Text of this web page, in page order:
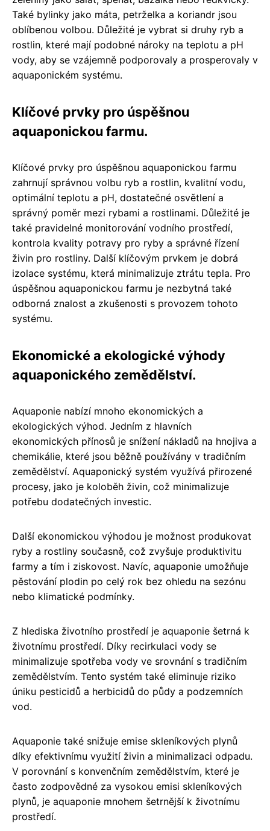
Také bylinky jako máta, petrželka a koriandr jsou
oblíbenou volbou. Důležité je vybrat si druhy ryb a
rostlin, které mají podobné nároky na teplotu a pH
vody, aby se vzájemně podporovaly a prosperovaly v
aquaponickém systému.
Klíčové prvky pro úspěšnou
aquaponickou farmu.
Klíčové prvky pro úspěšnou aquaponickou farmu
zahrnují správnou volbu ryb a rostlin, kvalitní vodu,
optimální teplotu a pH, dostatečné osvětlení a
správný poměr mezi rybami a rostlinami. Důležité je
také pravidelné monitorování vodního prostředí,
kontrola kvality potravy pro ryby a správné řízení
živin pro rostliny. Další klíčovým prvkem je dobrá
izolace systému, která minimalizuje ztrátu tepla. Pro
úspěšnou aquaponickou farmu je nezbytná také
odborná znalost a zkušenosti s provozem tohoto
systému.
Ekonomické a ekologické výhody
aquaponického zemědělství.
Aquaponie nabízí mnoho ekonomických a
ekologických výhod. Jedním z hlavních
ekonomických přínosů je snížení nákladů na hnojiva a
chemikálie, které jsou běžně používány v tradičním
zemědělství. Aquaponický systém využívá přirozené
procesy, jako je koloběh živin, což minimalizuje
potřebu dodatečných investic.
Další ekonomickou výhodou je možnost produkovat
ryby a rostliny současně, což zvyšuje produktivitu
farmy a tím i ziskovost. Navíc, aquaponie umožňuje
pěstování plodin po celý rok bez ohledu na sezónu
nebo klimatické podmínky.
Z hlediska životního prostředí je aquaponie šetrná k
životnímu prostředí. Díky recirkulaci vody se
minimalizuje spotřeba vody ve srovnání s tradičním
zemědělstvím. Tento systém také eliminuje riziko
úniku pesticidů a herbicidů do půdy a podzemních
vod.
Aquaponie také snižuje emise skleníkových plynů
díky efektivnímu využití živin a minimalizaci odpadu.
V porovnání s konvenčním zemědělstvím, které je
často zodpovědné za vysokou emisi skleníkových
plynů, je aquaponie mnohem šetrnější k životnímu
prostředí.